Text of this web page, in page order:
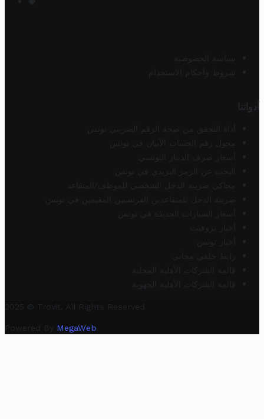
سياسة الخصوصية
شروط وأحكام الاستخدام
أدواتنا
أداة التحقق من صحة الرقم الضريبي تونس
محول رقم الحساب الآيبان في تونس
أسعار صرف الدينار التونسي
البحث عن الرمز البريدي في تونس
محاكي ضريبة الدخل الشخصي للموظف/المتقاعد
ضريبة الدخل للمتقاعدين الفرنسيين المقيمين في تونس
أسعار السيارات الجديدة في تونس
أخبار تروفيت
أخبار تونس
رابط خلفي مجاني
قائمة الشركات الأهلية المحلية
قائمة الشركات الأهلية الجهوية
2025 © Trovit. All Rights Reserved.
Powered By MegaWeb